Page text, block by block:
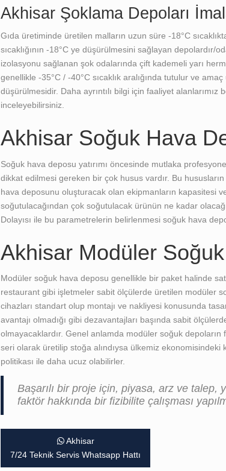
Akhisar Şoklama Depoları
Gıda üretiminde üretilen malların uzun süre -18°C
sıcaklığının -18°C ye düşürülmesini sağlayan depolardır/
izolasyonu sağlanan şok odalarında çift kademeli yarı
genellikle -35°C / -40°C sıcaklık aralığında tutulur ve
düşürülmesidir. Daha ayrıntılı bilgi için faaliyet alanlarımız
inceleyebilirsiniz.
Akhisar Soğuk Hava
Soğuk hava deposu yatırımı öncesinde mutlaka
dikkat edilmesi gereken bir çok husus vardır. Bu
hava deposunu oluşturacak olan ekipmanların kapasitesi
soğutulacağından çok soğutulacak ürünün ne kadar
Dolayısı ile bu parametrelerin belirlenmesi soğuk hava
Akhisar Modüler
Modüler soğuk hava deposu genellikle bir paket halinde
restaurant gibi işletmeler sabit ölçülerde üretilen modüler
cihazları standart olup montajı ve nakliyesi konusunda
avantajı olmadığı gibi dezavantajları başında sabit
olmayacaklardır. Genel anlamda modüler soğuk
seri olarak üretilip stoğa alındıysa ülkemiz
politikası ile daha ucuz olabilirler.
Başarılı bir proje için, piyasa, arz ve
faktör hakkında bir fizibilite çalışması
Akhisar
7/24 Teknik Servis Whatsapp Hattı